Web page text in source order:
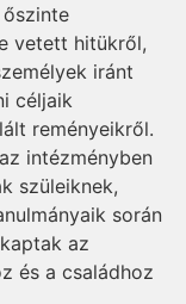
vetett hitükről,
iránt
céljaik
reményeikről.
intézményben
szüleiknek,
során
az
és a családhoz